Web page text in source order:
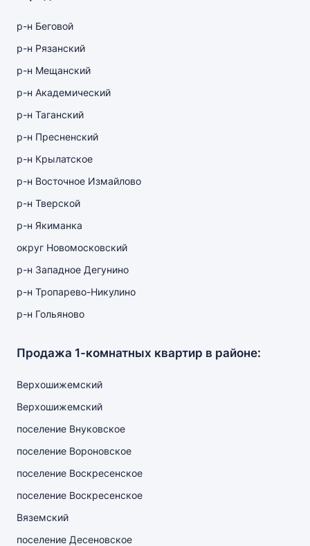
р-н Беговой
р-н Рязанский
р-н Мещанский
р-н Академический
р-н Таганский
р-н Пресненский
р-н Крылатское
р-н Восточное Измайлово
р-н Тверской
р-н Якиманка
округ Новомосковский
р-н Западное Дегунино
р-н Тропарево-Никулино
р-н Гольяново
Продажа 1-комнатных квартир в районе:
Верхошижемский
Верхошижемский
поселение Внуковское
поселение Вороновское
поселение Воскресенское
поселение Воскресенское
Вяземский
поселение Десеновское